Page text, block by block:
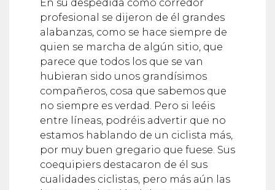
alabanzas, como se hace siempre de
quien se marcha de algún sitio, que
parece que todos los que se van
hubieran sido unos grandísimos
compañeros, cosa que sabemos que
no siempre es verdad. Pero si leéis
entre líneas, podréis advertir que no
estamos hablando de un ciclista más,
por muy buen gregario que fuese. Sus
coequipiers destacaron de él sus
cualidades ciclistas, pero más aún las
humanas, definiéndole como «un